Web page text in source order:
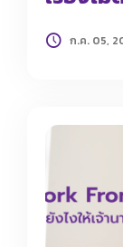
ก.ค. 05,